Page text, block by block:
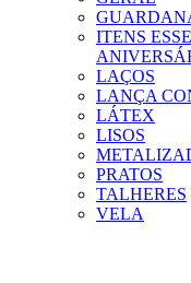
ITENS
LAÇOS
LANÇA
LÁTEX
LISOS
PRATOS
TALHERES
VELA